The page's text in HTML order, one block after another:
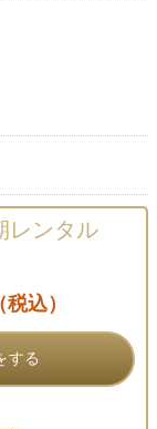
レンタル
税込）
する